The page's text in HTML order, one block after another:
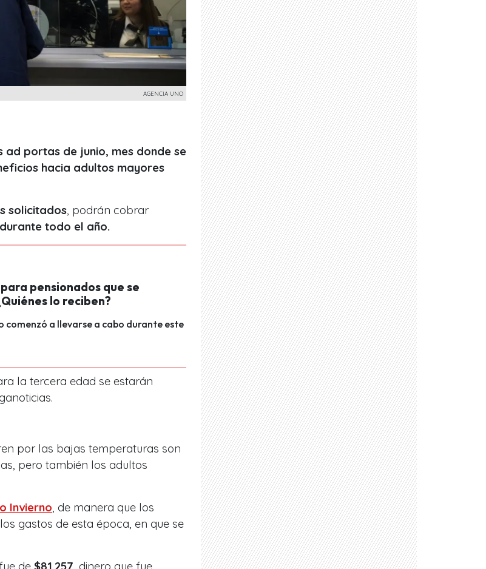
AGENCIA UNO
ad portas de junio, mes donde se
hacia adultos mayores
solicitados , podrán cobrar
todo el año.
pensionados que se
lo reciben?
comenzó a llevarse a cabo durante este
la tercera edad se estarán
por las bajas temperaturas son
pero también los adultos
Invierno , de manera que los
gastos de esta época, en que se
de $81.257 , dinero que fue